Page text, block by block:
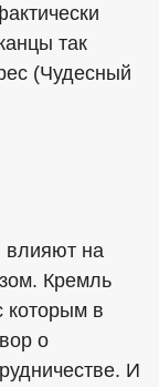
так
(Чудесный
на
Кремль
которым в
о
И